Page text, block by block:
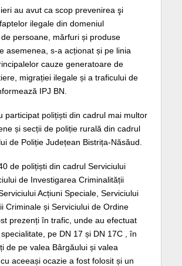
au avut ca scop prevenirea şi
ilegale din domeniul
persoane, mărfuri și produse
asemenea, s-a acționat și pe linia
cauze generatoare de
migrației ilegale și a traficului de
IPJ BN.
participat polițiști din cadrul mai multor
și secții de poliție rurală din cadrul
de Poliție Județean Bistrița-Năsăud.
de polițiști din cadrul Serviciului
de Investigarea Criminalității
Acțiuni Speciale, Serviciului
Criminale și Serviciului de Ordine
prezenți în trafic, unde au efectuat
pe DN 17 și DN 17C , în
de pe valea Bârgăului și valea
aceeași ocazie a fost folosit și un